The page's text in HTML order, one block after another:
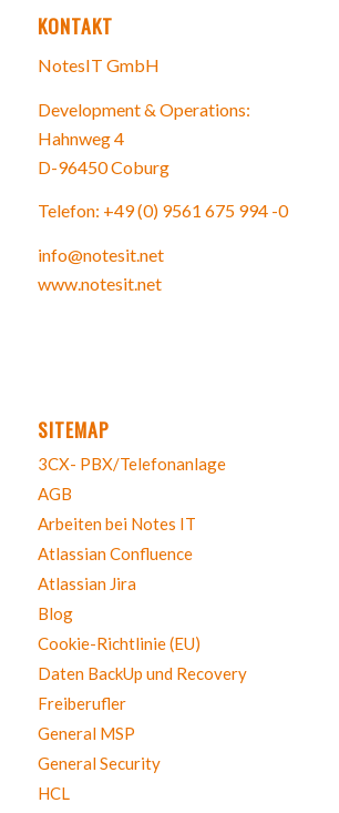
KONTAKT
NotesIT GmbH
Development & Operations:
Hahnweg 4
D-96450 Coburg
Telefon: +49 (0) 9561 675 994 -0
info@notesit.net
www.notesit.net
SITEMAP
3CX- PBX/Telefonanlage
AGB
Arbeiten bei Notes IT
Atlassian Confluence
Atlassian Jira
Blog
Cookie-Richtlinie (EU)
Daten BackUp und Recovery
Freiberufler
General MSP
General Security
HCL